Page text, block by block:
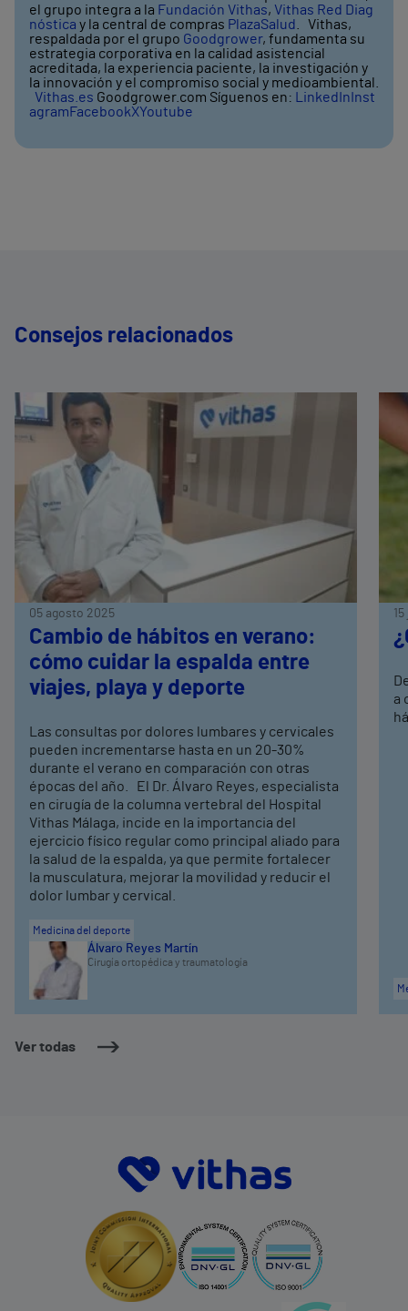
el grupo integra a la Fundación Vithas, Vithas Red Diag
nóstica y la central de compras PlazaSalud
. Vithas,
respaldada por el grupo Goodgrower, fundamenta su
estrategia corporativa en la calidad asistencial
acreditada, la experiencia paciente, la investigación y
la innovación y el compromiso social y medioambiental.
Vithas.es Goodgrower.com Síguenos en: LinkedIn Inst
agramFacebookXYoutube
Consejos relacionados
Ver todas
05 agosto 2025
Cambio de hábitos en verano:
cómo cuidar la espalda entre
viajes, playa y deporte
Las consultas por dolores lumbares y cervicales
pueden incrementarse hasta en un 20-30%
durante el verano en comparación con otras
épocas del año. El Dr. Álvaro Reyes, especialista
en cirugía de la columna vertebral del Hospital
Vithas Málaga, incide en la importancia del
ejercicio físico regular como principal aliado para
la salud de la espalda, ya que permite fortalecer
la musculatura, mejorar la movilidad y reducir el
dolor lumbar y cervical.
Medicina del deporte
Álvaro Reyes Martín
Cirugía ortopédica y traumatología
a